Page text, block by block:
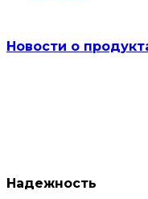
Новости о
Надежность